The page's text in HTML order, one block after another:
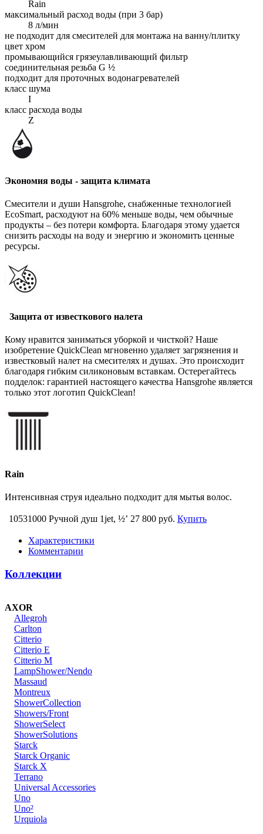
Rain
максимальный расход воды (при 3 бар)
8 л/мин
не подходит для смесителей для монтажа на ванну/плитку
цвет хром
промывающийся грязеулавливающий фильтр
соединительная резьба G ½
подходит для проточных водонагревателей
класс шума
I
класс расхода воды
Z
Экономия воды - защита климата
Смесители и души Hansgrohe, снабженные технологией
EcoSmart, расходуют на 60% меньше воды, чем обычные
продукты – без потери комфорта. Благодаря этому удается
снизить расходы на воду и энергию и экономить ценные
ресурсы.
Защита от известкового налета
Кому нравится заниматься уборкой и чисткой? Наше
изобретение QuickClean мгновенно удаляет загрязнения и
известковый налет на смесителях и душах. Это происходит
благодаря гибким силиконовым вставкам. Остерегайтесь
подделок: гарантией настоящего качества Hansgrohe является
только этот логотип QuickClean!
Rain
Интенсивная струя идеально подходит для мытья волос.
10531000 Ручной душ 1jet, ½’ 27 800 руб. Купить
Характеристики
Комментарии
Коллекции
AXOR
Allegroh
Carlton
Citterio
Citterio E
Citterio M
LampShower/Nendo
Massaud
Montreux
ShowerCollection
Showers/Front
ShowerSelect
ShowerSolutions
Starck
Starck Organic
Starck X
Terrano
Universal Accessories
Uno
Uno²
Urquiola